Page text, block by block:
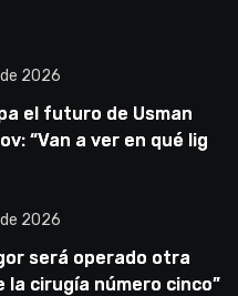
2026
el futuro de Usman
“Van a ver en qué liga
2026
será operado otra
la cirugía número cinco”